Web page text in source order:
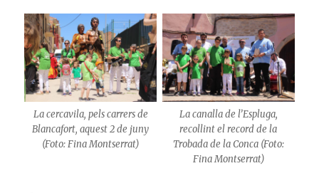
La cercavila, pels carrers de
Blancafort, aquest 2 de juny
(Foto: Fina Montserrat)
La canalla de l’Espluga,
recollint el record de la
Trobada de la Conca (Foto:
Fina Montserrat)